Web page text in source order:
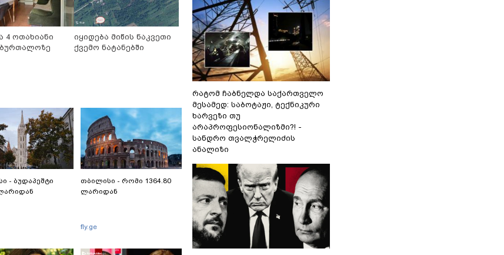
4 ოთახიანი
იყიდება მიწის ნაკვეთი
ქვემო ნატანებში
- ბუდაპეშტი
თბილისი - რომი 1364.80
ლარიდან
fly.ge
რატომ ჩაბნელდა საქართველო
მესამედ: საბოტაჟი, ტექნიკური
ხარვეზი თუ
არაპროფესიონალიზმი?! -
სანდრო თვალჭრელიძის
ანალიზი